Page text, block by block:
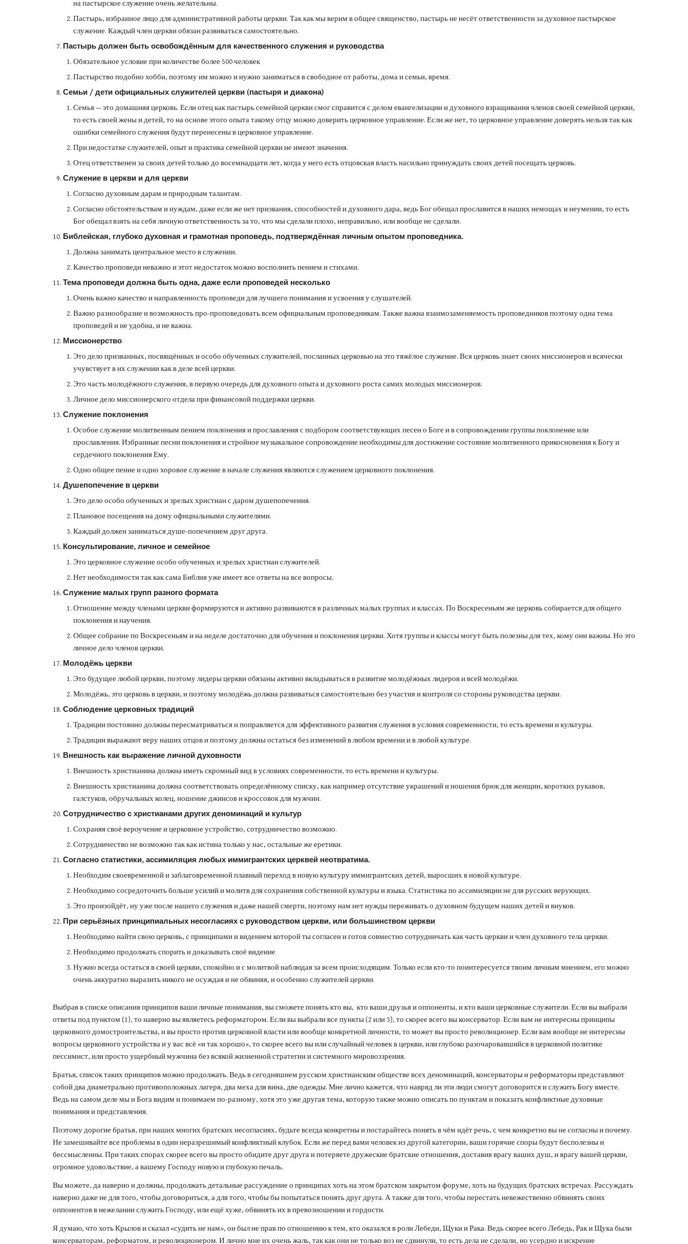
на пастырское служение очень желательны.
Пастырь, избранное лицо для административной работы церкви. Так как мы верим в общее священство, пастырь не несёт ответственности за духовное пастырское
служение. Каждый член церкви обязан развиваться самостоятельно.
Пастырь должен быть освобождённым для качественного служения и руководства
Обязательное условие при количестве более 500 человек
Пастырство подобно хобби, поэтому им можно и нужно заниматься в свободное от работы, дома и семьи, время.
Семьи / дети официальных служителей церкви (пастыря и диакона)
Семья — это домашняя церковь. Если отец как пастырь семейной церкви смог справится с делом евангелизации и духовного взращивания членов своей семейной церкви,
то есть своей жены и детей, то на основе этого опыта такому отцу можно доверить церковное управление. Если же нет, то церковное управление доверять нельзя так как
ошибки семейного служения будут перенесены в церковное управление.
При недостатке служителей, опыт и практика семейной церкви не имеют значения.
Отец ответственен за своих детей только до восемнадцати лет, когда у него есть отцовская власть насильно принуждать своих детей посещать церковь.
Служение в церкви и для церкви
Согласно духовным дарам и природным талантам.
Согласно обстоятельствам и нуждам, даже если же нет призвания, способностей и духовного дара, ведь Бог обещал прославится в наших немощах и неумении, то есть
Бог обещал взять на себя личную ответственность за то, что мы сделали плохо, неправильно, или вообще не сделали.
Библейская, глубоко духовная и грамотная проповедь, подтверждённая личным опытом проповедника.
Должна занимать центральное место в служении.
Качество проповеди неважно и этот недостаток можно восполнить пением и стихами.
Тема проповеди должна быть одна, даже если проповедей несколько
Очень важно качество и направленность проповеди для лучшего понимания и усвоения у слушателей.
Важно разнообразие и возможность про-проповедовать всем официальным проповедникам. Также важна взаимозаменяемость проповедников поэтому одна тема
проповедей и не удобна, и не важна.
Миссионерство
Это дело призванных, посвящённых и особо обученных служителей, посланных церковью на это тяжёлое служение. Вся церковь знает своих миссионеров и всячески
учувствует в их служении как в деле всей церкви.
Это часть молодёжного служения, в первую очередь для духовного опыта и духовного роста самих молодых миссионеров.
Личное дело миссионерского отдела при финансовой поддержки церкви.
Служение поклонения
Особое служение молитвенным пением поклонения и прославления с подбором соответствующих песен о Боге и в сопровождении группы поклонение или
прославления. Избранные песни поклонения и стройное музыкальное сопровождение необходимы для достижение состояние молитвенного прикосновения к Богу и
сердечного поклонения Ему.
Одно общее пение и одно хоровое служение в начале служения являются служением церковного поклонения.
Душепопечение в церкви
Это дело особо обученных и зрелых христиан с даром душепопечения.
Плановое посещения на дому официальными служителями.
Каждый должен заниматься душе-попечением друг друга.
Консультирование, личное и семейное
Это церковное служение особо обученных и зрелых христиан служителей.
Нет необходимости так как сама Библия уже имеет все ответы на все вопросы.
Служение малых групп разного формата
Отношение между членами церкви формируются и активно развиваются в различных малых группах и классах. По Воскресеньям же церковь собирается для общего
поклонения и научения.
Общее собрание по Воскресеньям и на неделе достаточно для обучения и поклонения церкви. Хотя группы и классы могут быть полезны для тех, кому они важны. Но это
личное дело членов церкви.
Молодёжь церкви
Это будущее любой церкви, поэтому лидеры церкви обязаны активно вкладываться в развитие молодёжных лидеров и всей молодёжи.
Молодёжь, это церковь в церкви, и поэтому молодёжь должна развиваться самостоятельно без участия и контроля со стороны руководства церкви.
Соблюдение церковных традиций
Традиции постоянно должны пересматриваться и поправляется для эффективного развития служения в условия современности, то есть времени и культуры.
Традиции выражают веру наших отцов и поэтому должны остаться без изменений в любом времени и в любой культуре.
Внешность как выражение личной духовности
Внешность христианина должна иметь скромный вид в условиях современности, то есть времени и культуры.
Внешность христианина должна соответствовать определённому списку, как например отсутствие украшений и ношения брюк для женщин, коротких рукавов,
галстуков, обручальных колец, ношение джинсов и кроссовок для мужчин.
Сотрудничество с христианами других деноминаций и культур
Сохраняя своё вероучение и церковное устройство, сотрудничество возможно.
Сотрудничество не возможно так как истина только у нас, остальные же еретики.
Согласно статистики, ассимиляция любых иммигрантских церквей неотвратима.
Необходим своевременной и заблаговременной плавный переход в новую культуру иммигрантских детей, выросших в новой культуре.
Необходимо сосредоточить больше усилий и молитв для сохранения собственной культуры и языка. Статистика по ассимиляции не для русских верующих.
Это произойдёт, ну уже после нашего служения и даже нашей смерти, поэтому нам нет нужды переживать о духовном будущем наших детей и внуков.
При серьёзных принципиальных несогласиях с руководством церкви, или большинством церкви
Необходимо найти свою церковь, с принципами и видением которой ты согласен и готов совместно сотрудничать как часть церкви и член духовного тела церкви.
Необходимо продолжать спорить и доказывать своё видение
Нужно всегда остаться в своей церкви, спокойно и с молитвой наблюдая за всем происходящим. Только если кто-то поинтересуется твоим личным мнением, его можно
очень аккуратно выразить никого не осуждая и не обвиняя, и особенно служителей церкви.
Выбрав в списке описания принципов ваши личные понимания, вы сможете понять кто вы, кто ваши друзья и оппоненты, и кто ваши церковные служители. Если вы выбрали
ответы под пунктом (1), то наверно вы являетесь реформатором. Если вы выбрали все пункты (2 или 3), то скорее всего вы консерватор. Если вам не интересны принципы
церковного домостроительства, и вы просто против церковной власти или вообще конкретной личности, то может вы просто революционер. Если вам вообще не интересны
вопросы церковного устройства и у вас всё «и так хорошо», то скорее всего вы или случайный человек в церкви, или глубоко разочаровавшийся в церковной политике
пессимист, или просто ущербный мужчина без всякой жизненной стратегии и системного мировоззрения.
Братья, список таких принципов можно продолжать. Ведь в сегодняшнем русском христианским обществе всех деноминаций, консерваторы и реформаторы представляют
собой два диаметрально противоположных лагеря, два меха для вина, две одежды. Мне лично кажется, что навряд ли эти люди смогут договорится и служить Богу вместе.
Ведь на самом деле мы и Бога видим и понимаем по-разному, хотя это уже другая тема, которую также можно описать по пунктам и показать конфликтные духовные
понимания и представления.
Поэтому дорогие братья, при наших многих братских несогласиях, будьте всегда конкретны и постарайтесь понять в чём идёт речь, с чем конкретно вы не согласны и почему.
Не замешивайте все проблемы в один неразрешимый конфликтный клубок. Если же перед вами человек из другой категории, ваши горячие споры будут бесполезны и
бессмысленны. При таких спорах скорее всего вы просто обидите друг друга и потеряете дружеские братские отношения, доставив врагу ваших душ, и врагу вашей церкви,
огромное удовольствие, а вашему Господу новую и глубокую печаль.
Вы можете, да наверно и должны, продолжать детальные рассуждение о принципах хоть на этом братском закрытом форуме, хоть на будущих братских встречах. Рассуждать
наверно даже не для того, чтобы договориться, а для того, чтобы бы попытаться понять друг друга. А также для того, чтобы перестать невежественно обвинять своих
оппонентов в нежелании служить Господу, или ещё хуже, обвинять их в превозношении и гордости.
Я думаю, что хоть Крылов и сказал «судить не нам», он был не прав по отношению к тем, кто оказался в роли Лебеди, Щуки и Рака. Ведь скорее всего Лебедь, Рак и Щука были
консерваторам, реформатом, и революционером. И лично мне их очень жаль, так как они не только воз не сдвинули, то есть дела не сделали, но усердно и искренне